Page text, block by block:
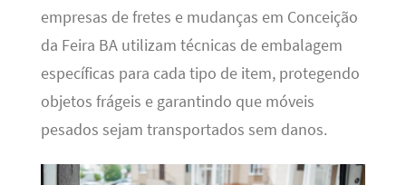
empresas de fretes e mudanças em Conceição
da Feira BA utilizam técnicas de embalagem
específicas para cada tipo de item, protegendo
objetos frágeis e garantindo que móveis
pesados sejam transportados sem danos.